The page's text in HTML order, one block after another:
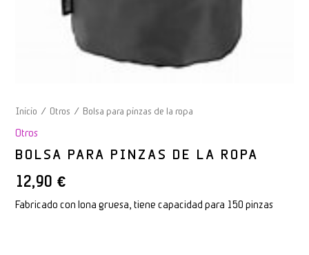
Inicio / Otros / Bolsa para pinzas de la ropa
Otros
BOLSA PARA PINZAS DE LA ROPA
12,90€
Fabricado con lona gruesa, tiene capacidad para 150 pinzas